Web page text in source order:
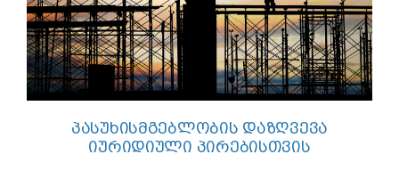
ᲞᲐᲡᲣᲮᲘᲡᲛᲒᲔᲑᲚᲝᲑᲘᲡ ᲓᲐᲖᲦᲕᲔᲕᲐ
ᲘᲣᲠᲘᲓᲘᲣᲚᲘ ᲞᲘᲠᲔᲑᲘᲡᲗᲕᲘᲡ